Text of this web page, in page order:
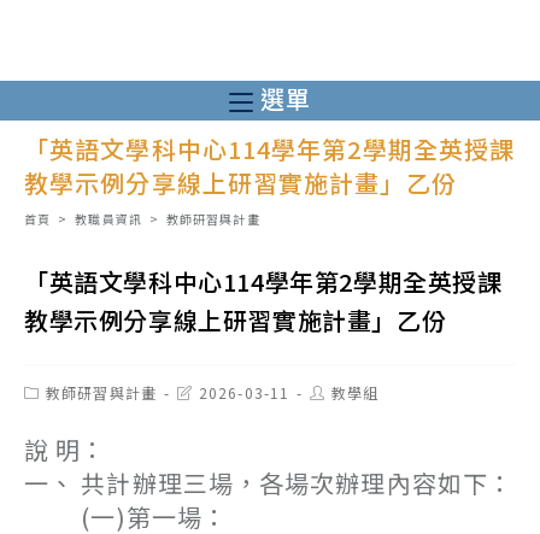
至
主
內
選單
「英語文學科中心114學年第2學期全英授課
教學示例分享線上研習實施計畫」乙份
首頁 > 教職員資訊 > 教師研習與計畫
「英語文學科中心114學年第2學期全英授課
教學示例分享線上研習實施計畫」乙份
Post教師研習與計畫
Post2026-03-11
Post教學組
說 明：
一、 共計辦理三場，各場次辦理內容如下：
(一)第一場：